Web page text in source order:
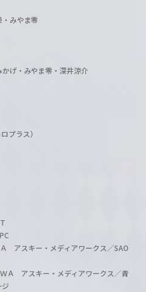
みやま零
げ・みやま零・深井涼介
プラス）
アスキー・メディアワークス／SAO
Ａ アスキー・メディアワークス／青